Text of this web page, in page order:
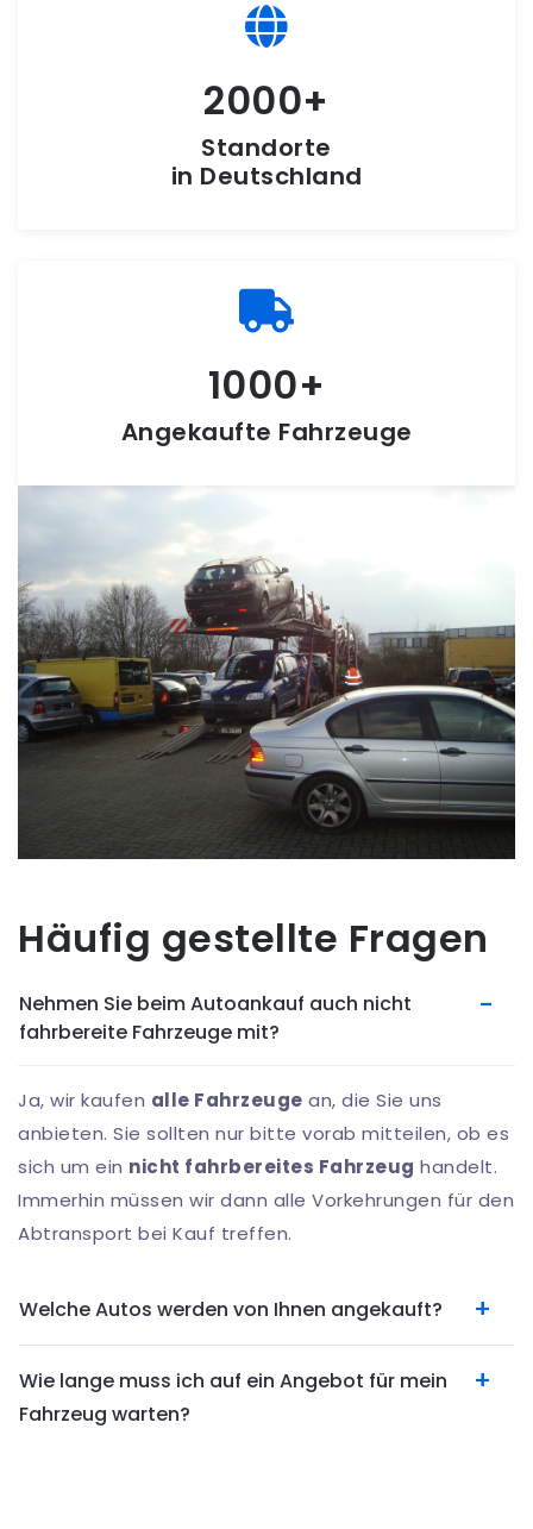
2000
Standorte
in Deutschland
1000
Angekaufte Fahrzeuge
Häufig gestellte Fragen
Nehmen Sie beim Autoankauf auch nicht
fahrbereite Fahrzeuge mit?
Ja, wir kaufen alle Fahrzeuge an, die Sie uns
anbieten. Sie sollten nur bitte vorab mitteilen, ob es
sich um ein nicht fahrbereites Fahrzeug handelt.
Immerhin müssen wir dann alle Vorkehrungen für den
Abtransport bei Kauf treffen.
Welche Autos werden von Ihnen angekauft?
Wie lange muss ich auf ein Angebot für mein
Fahrzeug warten?